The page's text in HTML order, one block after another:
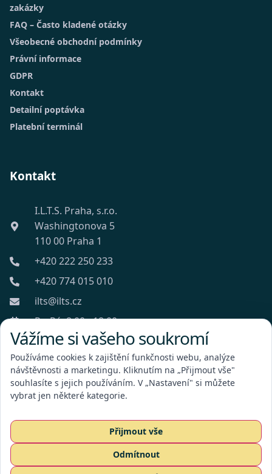
zakázky
FAQ – Často kladené otázky
Všeobecné obchodní podmínky
Právní informace
GDPR
Kontakt
Detailní poptávka
Platební terminál
Kontakt
I.L.T.S. Praha, s.r.o.
Washingtonova 5
110 00 Praha 1
+420 222 250 233
+420 774 015 010
ilts@ilts.cz
Po-Pá: 8:00 - 18:00
I.L.T.S. Praha, s.r.o.
Vážíme si vašeho soukromí
Používáme cookies k zajištění funkčnosti webu, analýze
návštěvnosti a marketingu. Kliknutím na „Přijmout vše"
souhlasíte s jejich používáním. V „Nastavení" si můžete
vybrat jen některé kategorie.
Přijmout vše
Odmítnout